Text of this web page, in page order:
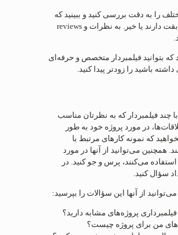
را به دقت بررسی کنید و ببینید که
آیا با سبک و سلیقه شما مطابقت دارند یا خیر. به نظرات و reviews
بتوانید فیلمبردار متخصص و حرفه‌ای
باشید را زودتر پیدا کنید.
چند فیلمبردار که به نظرتان مناسب
در مورد پروژه خود به طور
که نمونه کارهای مرتبط با
همچنین می‌توانید از آنها در مورد
می‌کنند، پرس و جو کنید. در
سؤال کنید.
از آنها این سؤالات را بپرسید:
پروژه‌های مشابه دارید؟
من برای پروژه چیست؟